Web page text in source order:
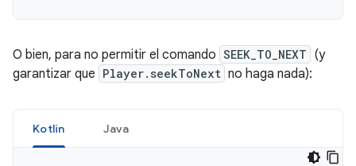
O bien, para no permitir el comando SEEK_TO_NEXT (y
garantizar que Player.seekToNext no haga nada):
Kotlin Java